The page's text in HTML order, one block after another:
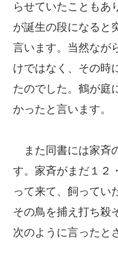
らせていたこともあ
が誕生の段になると
言います。当然なが
けではなく、その時
たのでした。鶴が庭
かったと言います。
また同書には家斉
す。家斉がまだ１２
って来て、飼ってい
その鳥を捕え打ち殺
次のように言ったと